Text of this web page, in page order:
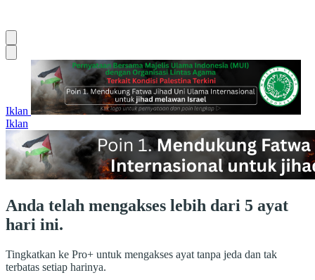
Iklan
Iklan
Anda telah mengakses lebih dari 5 ayat
hari ini.
Tingkatkan ke Pro+ untuk mengakses ayat tanpa jeda dan tak
terbatas setiap harinya.